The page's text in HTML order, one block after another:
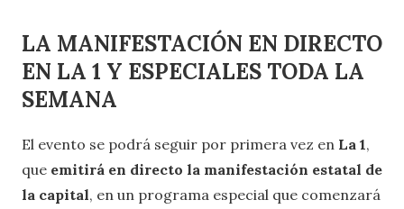
LA MANIFESTACIÓN EN DIRECTO
EN LA 1 Y ESPECIALES TODA LA
SEMANA
El evento se podrá seguir por primera vez en La 1,
que emitirá en directo la manifestación estatal de
la capital, en un programa especial que comenzará